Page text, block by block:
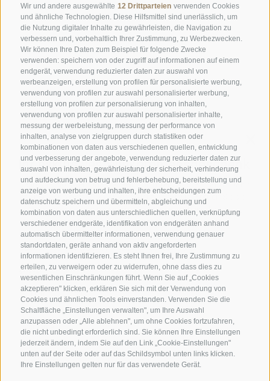
Wir und andere ausgewählte 12 Drittparteien verwenden Cookies
und ähnliche Technologien. Diese Hilfsmittel sind unerlässlich, um
die Nutzung digitaler Inhalte zu gewährleisten, die Navigation zu
verbessern und, vorbehaltlich Ihrer Zustimmung, zu Werbezwecken.
Wir können Ihre Daten zum Beispiel für folgende Zwecke
verwenden: speichern von oder zugriff auf informationen auf einem
endgerät, verwendung reduzierter daten zur auswahl von
werbeanzeigen, erstellung von profilen für personalisierte werbung,
verwendung von profilen zur auswahl personalisierter werbung,
erstellung von profilen zur personalisierung von inhalten,
verwendung von profilen zur auswahl personalisierter inhalte,
messung der werbeleistung, messung der performance von
inhalten, analyse von zielgruppen durch statistiken oder
kombinationen von daten aus verschiedenen quellen, entwicklung
und verbesserung der angebote, verwendung reduzierter daten zur
auswahl von inhalten, gewährleistung der sicherheit, verhinderung
und aufdeckung von betrug und fehlerbehebung, bereitstellung und
anzeige von werbung und inhalten, ihre entscheidungen zum
datenschutz speichern und übermitteln, abgleichung und
kombination von daten aus unterschiedlichen quellen, verknüpfung
verschiedener endgeräte, identifikation von endgeräten anhand
automatisch übermittelter informationen, verwendung genauer
standortdaten, geräte anhand von aktiv angeforderten
informationen identifizieren. Es steht Ihnen frei, Ihre Zustimmung zu
erteilen, zu verweigern oder zu widerrufen, ohne dass dies zu
wesentlichen Einschränkungen führt. Wenn Sie auf „Cookies
akzeptieren" klicken, erklären Sie sich mit der Verwendung von
Cookies und ähnlichen Tools einverstanden. Verwenden Sie die
Schaltfläche „Einstellungen verwalten", um Ihre Auswahl
anzupassen oder „Alle ablehnen", um ohne Cookies fortzufahren,
die nicht unbedingt erforderlich sind. Sie können Ihre Einstellungen
jederzeit ändern, indem Sie auf den Link „Cookie-Einstellungen"
unten auf der Seite oder auf das Schildsymbol unten links klicken.
Ihre Einstellungen gelten nur für das verwendete Gerät.
Samstag, Sonntag und an Feiertagen:12:00 bis 14:00 Uhr & 19:00
bis 21:00 Uhr
ÖFFNUNGSZEITEN GOURMETSTUBE EINHORN
Donnerstag bis Montag:18:45 Uhr bis 19:45 Uhr (letzte
Bestellannahme)
Ruhetag:Dienstag & Mittwoch
Familie Stafler · Mauls Nr. 10 · I-39040 Freienfeld bei
Sterzing
· Tel.:+39 0472 771 136 · info@stafler.com